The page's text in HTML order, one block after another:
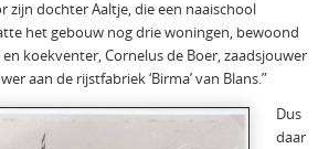
zijn dochter Aaltje, die een naaischool
het gebouw nog drie woningen, bewoond
koekventer, Cornelus de Boer, zaadsjouwer
aan de rijstfabriek ‘Birma’ van Blans.”
Dus
daar